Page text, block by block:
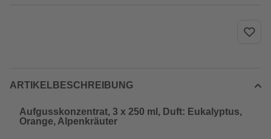
ARTIKELBESCHREIBUNG
Aufgusskonzentrat, 3 x 250 ml, Duft: Eukalyptus,
Orange, Alpenkräuter